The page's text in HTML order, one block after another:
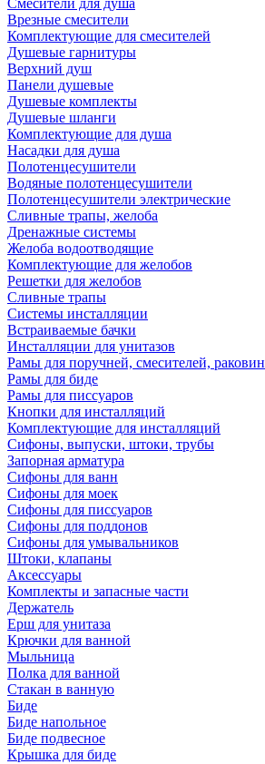
Смесители для душа
Врезные смесители
Комплектующие для смесителей
Душевые гарнитуры
Верхний душ
Панели душевые
Душевые комплекты
Душевые шланги
Комплектующие для душа
Насадки для душа
Полотенцесушители
Водяные полотенцесушители
Полотенцесушители электрические
Сливные трапы, желоба
Дренажные системы
Желоба водоотводящие
Комплектующие для желобов
Решетки для желобов
Сливные трапы
Системы инсталляции
Встраиваемые бачки
Инсталляции для унитазов
Рамы для поручней, смесителей, раковин
Рамы для биде
Рамы для писсуаров
Кнопки для инсталляций
Комплектующие для инсталляций
Сифоны, выпуски, штоки, трубы
Запорная арматура
Сифоны для ванн
Сифоны для моек
Сифоны для писсуаров
Сифоны для поддонов
Сифоны для умывальников
Штоки, клапаны
Аксессуары
Комплекты и запасные части
Держатель
Ерш для унитаза
Крючки для ванной
Мыльница
Полка для ванной
Стакан в ванную
Биде
Биде напольное
Биде подвесное
Крышка для биде